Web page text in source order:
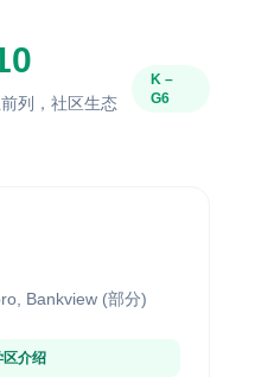
列，社区生态
K –
G6
Bankview (部分)
区介绍